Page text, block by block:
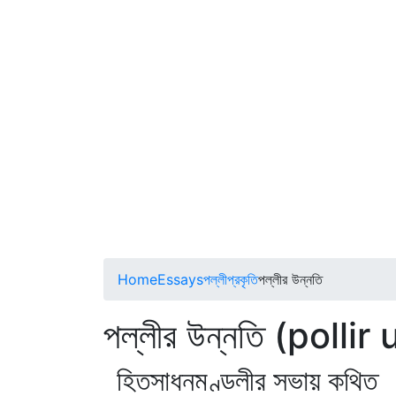
HomeEssaysপল্লীপ্রকৃতিপল্লীর উন্নতি
পল্লীর উন্নতি
হিতসাধনমণ্ডলীর সভায় কথিত